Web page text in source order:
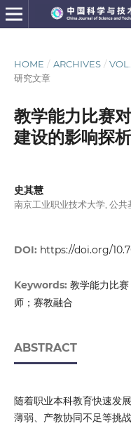
HOME / ARCHIVES /
研究文章
教学能力比赛
建设的影响探析
史其慧
南京工业职业技术大学, 公共
DOI: https://doi.org/
Keywords: 教学能力比
师；赛教融合
ABSTRACT
随着职业本科教育快速发
薄弱、产教协同不足等挑